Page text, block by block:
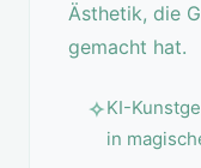
Ästhetik, die
gemacht hat.
KI-
in